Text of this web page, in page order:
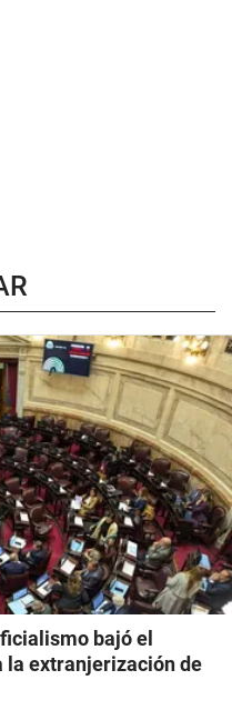
bajó el
la extranjerización de